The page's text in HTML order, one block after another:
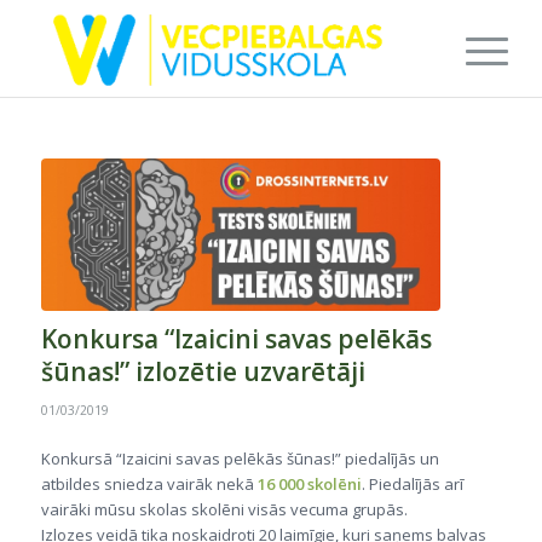
Konkursa “Izaicini savas pelēkās
šūnas!” izlozētie uzvarētāji
01/03/2019
Konkursā “Izaicini savas pelēkās šūnas!” piedalījās un
atbildes sniedza vairāk nekā 16 000 skolēni. Piedalījās arī
vairāki mūsu skolas skolēni visās vecuma grupās.
Izlozes veidā tika noskaidroti 20 laimīgie, kuri saņems balvas